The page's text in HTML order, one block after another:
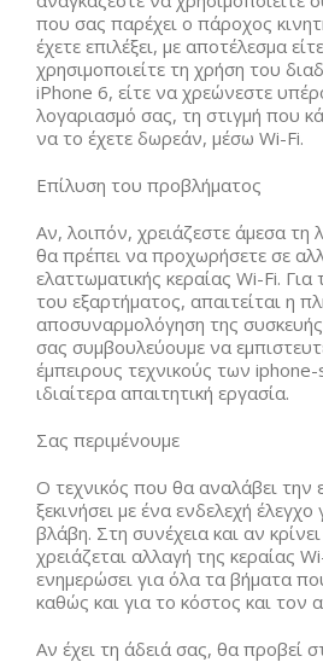
που σας παρέχει ο πάροχος
έχετε επιλέξει, με αποτέλεσμα
χρησιμοποιείτε τη χρήση του
iPhone 6, είτε να χρεώνεστε
λογαριασμό σας, τη στιγμή που
να το έχετε δωρεάν, μέσω Wi-Fi.
Επίλυση του προβλήματος
Αν, λοιπόν, χρειάζεστε άμεσα τη
θα πρέπει να προχωρήσετε σε
ελαττωματικής κεραίας Wi-Fi.
του εξαρτήματος, απαιτείται η
αποσυναρμολόγηση της
σας συμβουλεύουμε να
έμπειρους τεχνικούς των
ιδιαίτερα απαιτητική εργασία.
Σας περιμένουμε
Ο τεχνικός που θα αναλάβει την
ξεκινήσει με ένα ενδελεχή έλεγχο
βλάβη. Στη συνέχεια και αν
χρειάζεται αλλαγή της κεραίας
ενημερώσει για όλα τα βήματα
καθώς και για το κόστος και τον
Αν έχει τη άδειά σας, θα προβεί